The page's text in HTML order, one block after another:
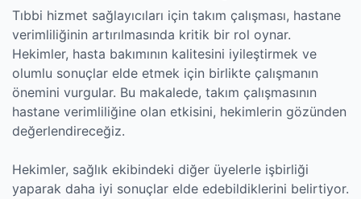
Tıbbi hizmet sağlayıcıları için takım çalışması, hastane
verimliliğinin artırılmasında kritik bir rol oynar.
Hekimler, hasta bakımının kalitesini iyileştirmek ve
olumlu sonuçlar elde etmek için birlikte çalışmanın
önemini vurgular. Bu makalede, takım çalışmasının
hastane verimliliğine olan etkisini, hekimlerin gözünden
değerlendireceğiz.
Hekimler, sağlık ekibindeki diğer üyelerle işbirliği
yaparak daha iyi sonuçlar elde edebildiklerini belirtiyor.